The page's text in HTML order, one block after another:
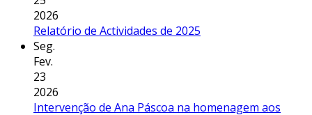
2026
Relatório de Actividades de 2025
Seg.
Fev.
23
2026
Intervenção de Ana Páscoa na homenagem aos